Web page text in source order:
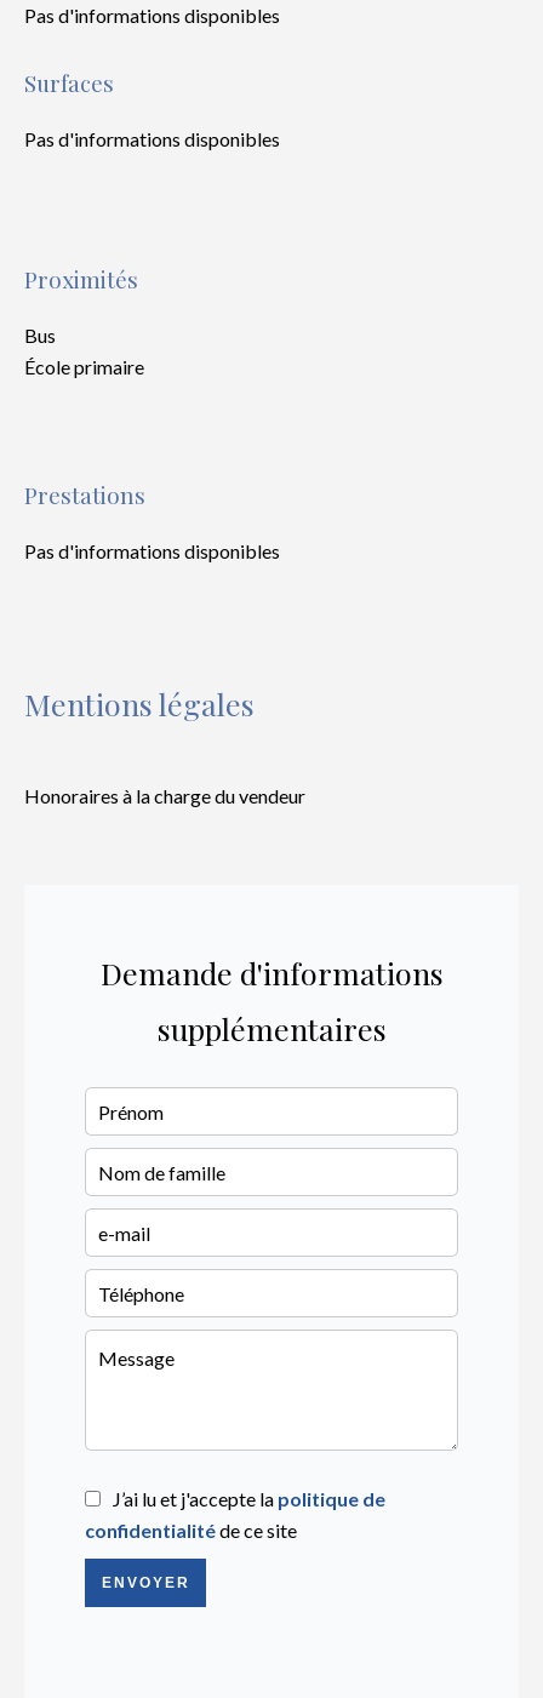
Pas d'informations disponibles
Surfaces
Pas d'informations disponibles
Proximités
Bus
École primaire
Prestations
Pas d'informations disponibles
Mentions légales
Honoraires à la charge du vendeur
Demande d'informations
supplémentaires
J’ai lu et j'accepte la politique de
confidentialitéde ce site
ENVOYER